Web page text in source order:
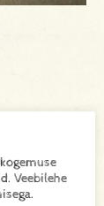
Veebilehe